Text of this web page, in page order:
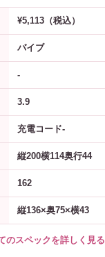
¥5,113（税込）
バイブ
-
3.9
充電コード-
縦200横114奥行44
162
縦136×奥75×横43
のスペックを詳しく見る